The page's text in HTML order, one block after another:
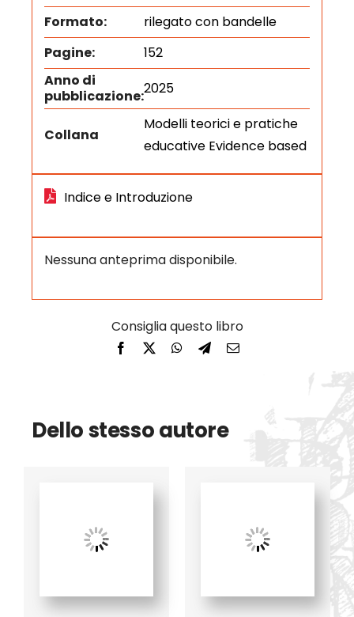
Formato:
rilegato con bandelle
Pagine:
152
Anno di
pubblicazione:2025
Collana
Modelli teorici e pratiche
educative Evidence based
Indice e Introduzione
Nessuna anteprima disponibile.
Dello stesso autore